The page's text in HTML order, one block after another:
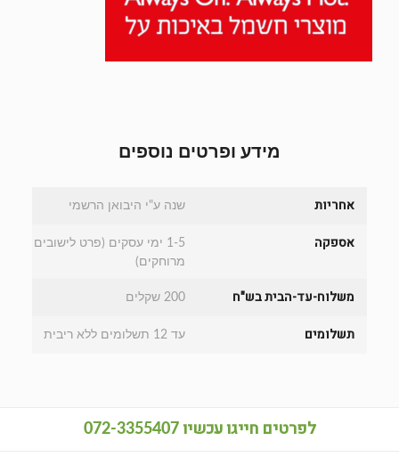
מידע ופרטים נוספים
אחריות שנה ע"י היבואן הרשמי
אספקה
1-5 ימי עסקים (פרט לישובים
מרוחקים)
משלוח-עד-הבית בש"ח 200 שקלים
תשלומים עד 12 תשלומים ללא ריבית
לפרטים חייגו עכשיו072-3355407